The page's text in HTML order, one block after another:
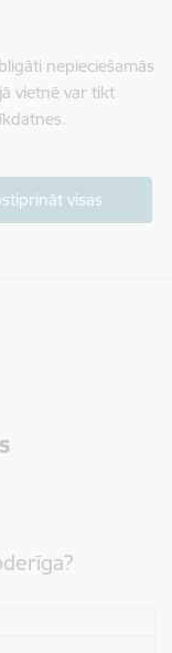
nepieciešamās
vietnē var tikt
visas